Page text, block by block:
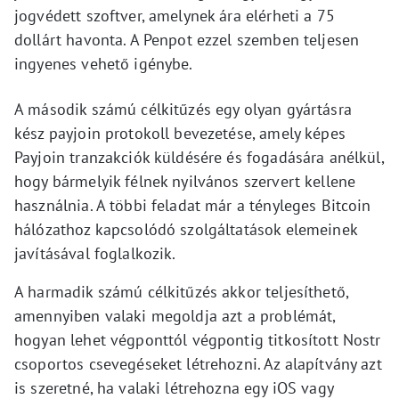
jogvédett szoftver, amelynek ára elérheti a 75
dollárt havonta. A Penpot ezzel szemben teljesen
ingyenes vehető igénybe.
A második számú célkitűzés egy olyan gyártásra
kész payjoin protokoll bevezetése, amely képes
Payjoin tranzakciók küldésére és fogadására anélkül,
hogy bármelyik félnek nyilvános szervert kellene
használnia. A többi feladat már a tényleges Bitcoin
hálózathoz kapcsolódó szolgáltatások elemeinek
javításával foglalkozik.
A harmadik számú célkitűzés akkor teljesíthető,
amennyiben valaki megoldja azt a problémát,
hogyan lehet végponttól végpontig titkosított Nostr
csoportos csevegéseket létrehozni. Az alapítvány azt
is szeretné, ha valaki létrehozna egy iOS vagy